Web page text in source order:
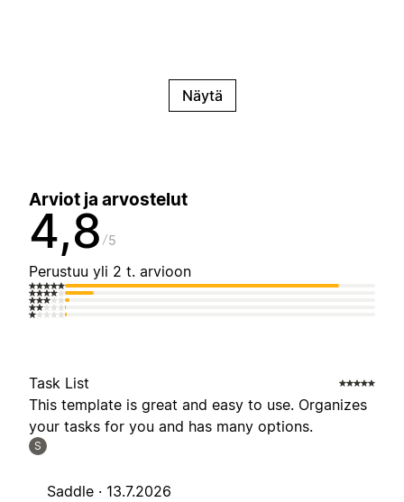
Näytä
Arviot ja arvostelut
4,8 5
Perustuu yli 2 t. arvioon
Task List
This template is great and easy to use. Organizes
your tasks for you and has many options.
S
Saddle · 13.7.2026